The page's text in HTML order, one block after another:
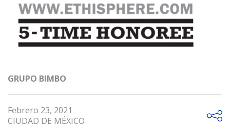
GRUPO BIMBO
Febrero 23, 2021
CIUDAD DE MÉXICO